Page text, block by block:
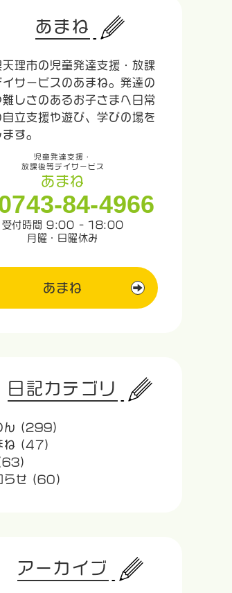
あまね
天理市の児童発達支援・放課
イサービスのあまね。発達の
難しさのあるお子さまへ日常
自立支援や遊び、学びの場を
す。
児童発達支援・
放課後等デイサービス
あまね
84-4966
受付時間 9:00 - 18:00
月曜・日曜休み
あまね
日記カテゴリ
ん
(299)
ね
(47)
らせ
(60)
アーカイブ